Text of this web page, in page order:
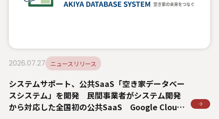
2026.07.27 ニュースリリース
システムサポート、公共SaaS「空き家データベー
スシステム」を開発 民間事業者がシステム開発
から対応した全国初の公共SaaS Google Cloud